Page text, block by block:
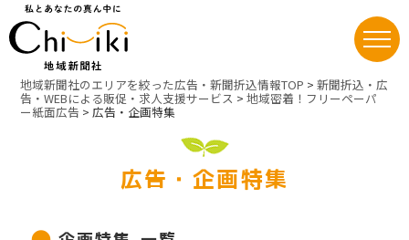
Skip
content
地域新聞社のエリアを絞った広告・新聞折込情報TOP >新聞折込・広
告・WEBによる販促・求人支援サービス >地域密着！フリーペーパ
ー紙面広告 >広告・企画特集
広告・企画特集